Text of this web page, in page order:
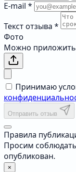
E-mail *
Текст отзыва *
Фото
Можно приложить
Принимаю
Отправить отзыв
Правила
Просим
опубликован.
×